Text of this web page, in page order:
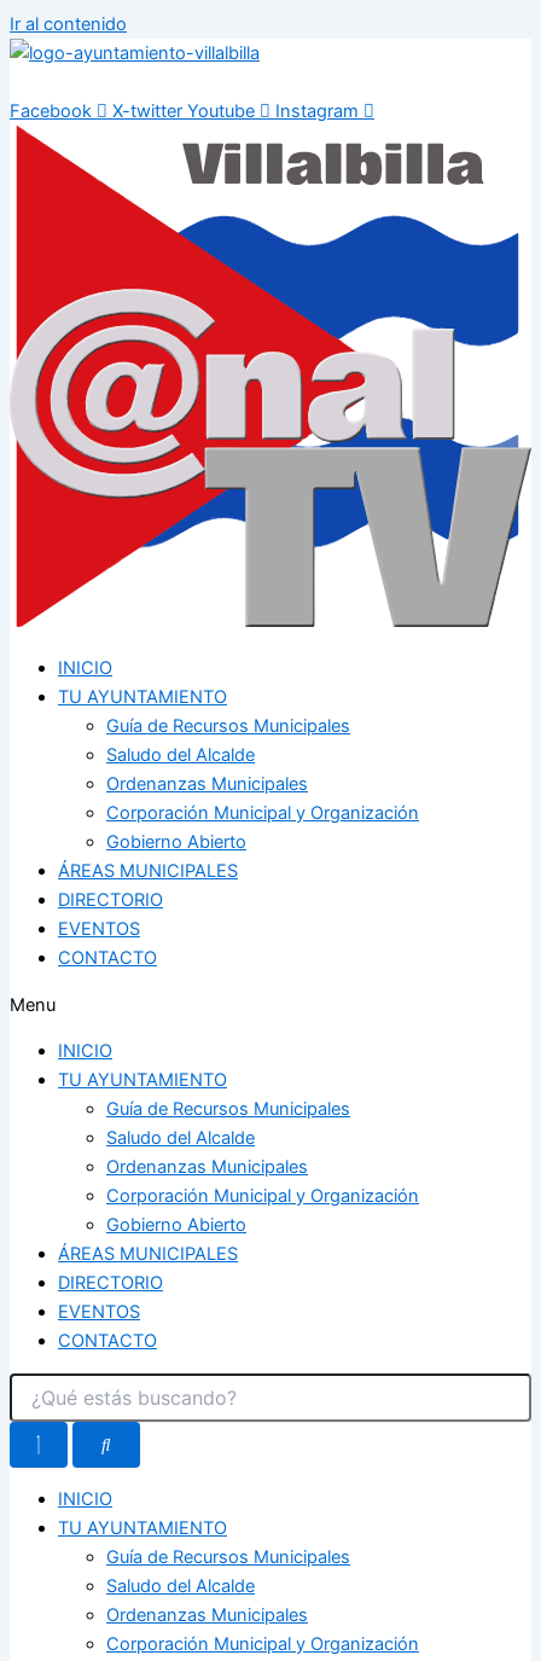
Ir al contenido
Facebook X-twitter Youtube Instagram
INICIO
TU AYUNTAMIENTO
Guía de Recursos Municipales
Saludo del Alcalde
Ordenanzas Municipales
Corporación Municipal y Organización
Gobierno Abierto
ÁREAS MUNICIPALES
DIRECTORIO
EVENTOS
CONTACTO
Menu
INICIO
TU AYUNTAMIENTO
Guía de Recursos Municipales
Saludo del Alcalde
Ordenanzas Municipales
Corporación Municipal y Organización
Gobierno Abierto
ÁREAS MUNICIPALES
DIRECTORIO
EVENTOS
CONTACTO
INICIO
TU AYUNTAMIENTO
Guía de Recursos Municipales
Saludo del Alcalde
Ordenanzas Municipales
Corporación Municipal y Organización